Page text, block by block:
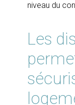
niveau du
Les